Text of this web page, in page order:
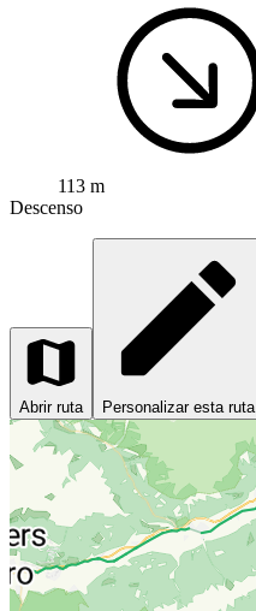
113 m
Descenso
Abrir ruta Personalizar esta ruta